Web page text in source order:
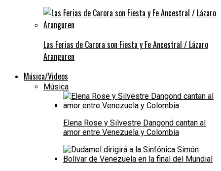
Las Ferias de Carora son Fiesta y Fe Ancestral / Lázaro
Aranguren
Música/Videos
Música
Elena Rose y Silvestre Dangond cantan al
amor entre Venezuela y Colombia